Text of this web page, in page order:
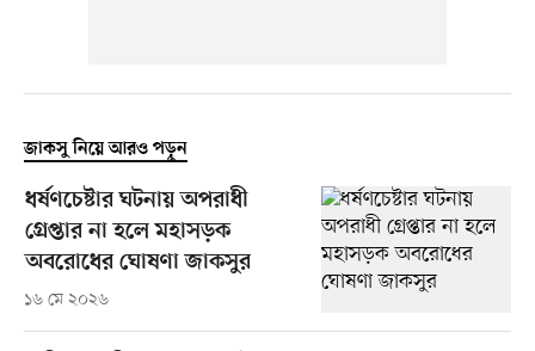
জাকসু নিয়ে আরও পড়ুন
ধর্ষণচেষ্টার ঘটনায় অপরাধী
গ্রেপ্তার না হলে মহাসড়ক
অবরোধের ঘোষণা জাকসুর
১৬ মে ২০২৬